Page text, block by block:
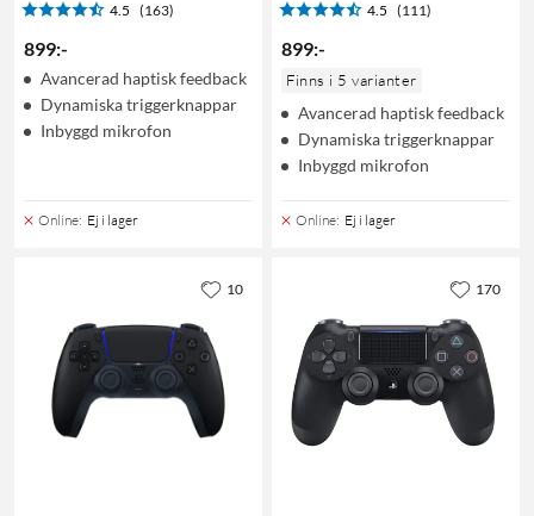
4.5 (163)
899:-
Avancerad haptisk feedback
Dynamiska triggerknappar
Inbyggd mikrofon
Online: Ej i lager
4.5 (111)
899:-
Finns i 5 varianter
Avancerad haptisk feedback
Dynamiska triggerknappar
Inbyggd mikrofon
Online: Ej i lager
10 170